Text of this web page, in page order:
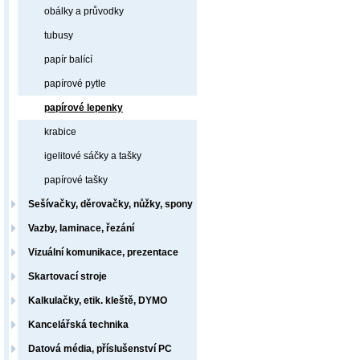
obálky a průvodky
tubusy
papír balící
papírové pytle
papírové lepenky
krabice
igelitové sáčky a tašky
papírové tašky
Sešívačky, děrovačky, nůžky, spony
Vazby, laminace, řezání
Vizuální komunikace, prezentace
Skartovací stroje
Kalkulačky, etik. kleště, DYMO
Kancelářská technika
Datová média, příslušenství PC